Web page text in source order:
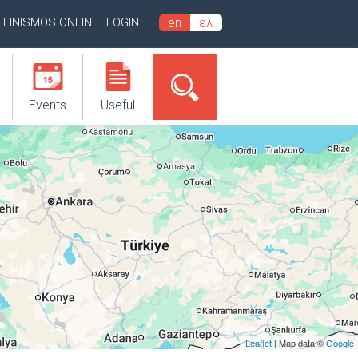
LOGIN en ελ
ONLINE
Events Useful
Leaflet | Map data ©Google